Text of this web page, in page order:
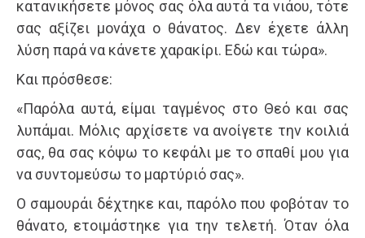
κατανικήσετε μόνος σας όλα αυτά τα νιάου, τότε
σας αξίζει μονάχα ο θάνατος. Δεν έχετε άλλη
λύση παρά να κάνετε χαρακίρι. Εδώ και τώρα».
Και πρόσθεσε:
«Παρόλα αυτά, είμαι ταγμένος στο Θεό και σας
λυπάμαι. Μόλις αρχίσετε να ανοίγετε την κοιλιά
σας, θα σας κόψω το κεφάλι με το σπαθί μου για
να συντομεύσω το μαρτύριό σας».
Ο σαμουράι δέχτηκε και, παρόλο που φοβόταν το
θάνατο, ετοιμάστηκε για την τελετή. Όταν όλα